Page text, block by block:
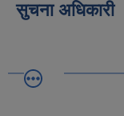
सुचना अधिकारी